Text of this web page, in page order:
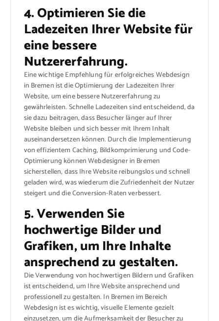
4. Optimieren Sie die
Ladezeiten Ihrer Website für
eine bessere
Nutzererfahrung.
Eine wichtige Empfehlung für erfolgreiches Webdesign
in Bremen ist die Optimierung der Ladezeiten Ihrer
Website, um eine bessere Nutzererfahrung zu
gewährleisten. Schnelle Ladezeiten sind entscheidend, da
sie dazu beitragen, dass Besucher länger auf Ihrer
Website bleiben und sich besser mit Ihrem Inhalt
auseinandersetzen können. Durch die Implementierung
von effizientem Caching, Bildkomprimierung und Code-
Optimierung können Webdesigner in Bremen
sicherstellen, dass Ihre Website reibungslos und schnell
geladen wird, was wiederum die Zufriedenheit der Nutzer
steigert und die Conversion-Raten verbessert.
5. Verwenden Sie
hochwertige Bilder und
Grafiken, um Ihre Inhalte
ansprechend zu gestalten.
Die Verwendung von hochwertigen Bildern und Grafiken
ist entscheidend, um Ihre Website ansprechend und
professionell zu gestalten. In Bremen im Bereich
Webdesign ist es wichtig, visuelle Elemente gezielt
einzusetzen, um die Aufmerksamkeit der Besucher zu